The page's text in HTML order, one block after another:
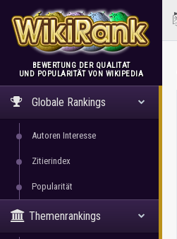
WikiRank
BEWERTUNG DER QUALITÄT
UND POPULARITÄT VON WIKIPEDIA
Globale Rankings
Autoren Interesse
Zitierindex
Popularität
Themenrankings